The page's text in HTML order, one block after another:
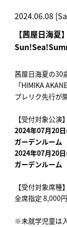
2024.06.08
【茜屋日海
茜屋日海夏の30
「HIMIKA
プレリク先行が
【受付対象公演】
2024年07月20
ガーデンルーム
2024年07月20
ガーデンルーム
【受付対象席種】
全席指定 8,000円
※未就学児童は